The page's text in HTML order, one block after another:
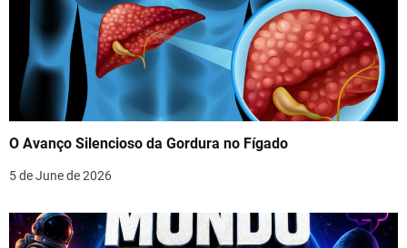
O Avanço Silencioso da Gordura no Fígado
5 de June de 2026